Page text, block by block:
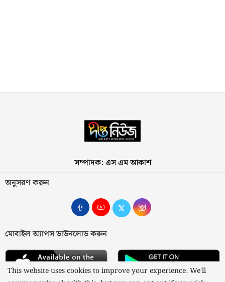
সম্পাদক: এস এম আকাশ
অনুসরণ করুন
মোবাইল অ্যাপস ডাউনলোড করুন
This website uses cookies to improve your experience. We'll